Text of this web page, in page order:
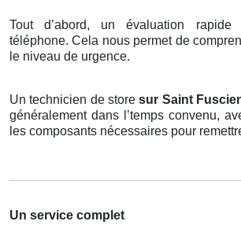
Tout d’abord, un évaluation
téléphone. Cela nous permet de
le niveau de urgence.
Un technicien de storesur Saint
généralement dans l’temps convenu,
les composants nécessaires pour
Un service complet